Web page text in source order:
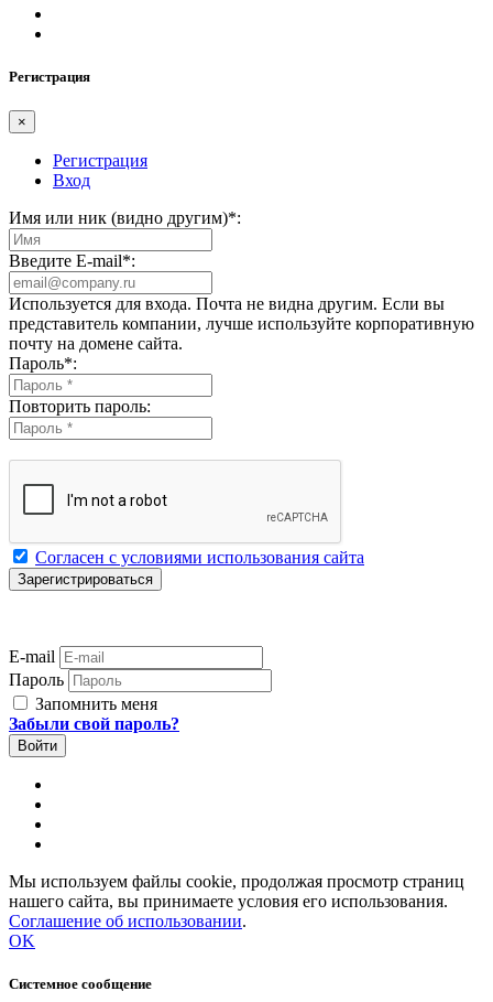
Регистрация
×
Регистрация
Вход
Имя или ник (видно другим)*:
Введите E-mail*:
Используется для входа. Почта не видна другим. Если вы
представитель компании, лучше используйте корпоративную
почту на домене сайта.
Пароль*:
Повторить пароль:
Согласен с условиями использования сайта
E-mail
Пароль
Запомнить меня
Забыли свой пароль?
Мы используем файлы cookie, продолжая просмотр страниц
нашего сайта, вы принимаете условия его использования.
Соглашение об использовании.
OK
Системное сообщение